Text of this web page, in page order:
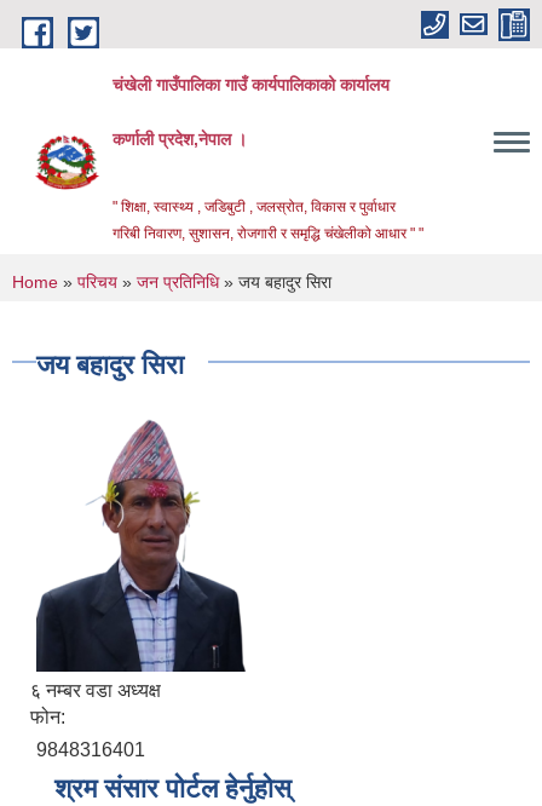
Skip to main content
चंखेली गाउँपालिका गाउँ कार्यपालिकाको कार्यालय
कर्णाली प्रदेश,नेपाल ।
" शिक्षा, स्वास्थ्य , जडिबुटी , जलस्रोत, विकास र पुर्वाधार
गरिबी निवारण, सुशासन, रोजगारी र समृद्धि चंखेलीको आधार " "
You are here
Home » परिचय » जन प्रतिनिधि» जय बहादुर सिरा
जय बहादुर सिरा
६ नम्बर वडा अध्यक्ष
फोन:
9848316401
श्रम संसार पोर्टल हेर्नुहोस्